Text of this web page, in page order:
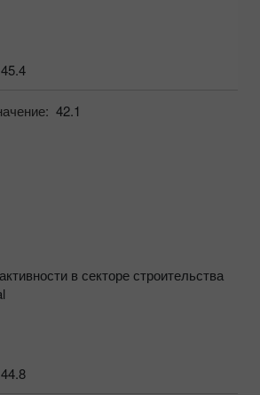
45.4
в секторе строительства
44.8
42.1